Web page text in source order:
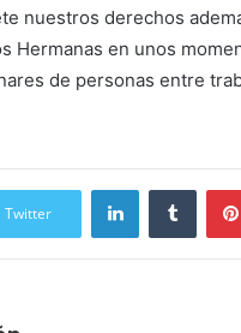
nuestros derechos
Hermanas en unos
de personas entre
Twitter
LinkedIn